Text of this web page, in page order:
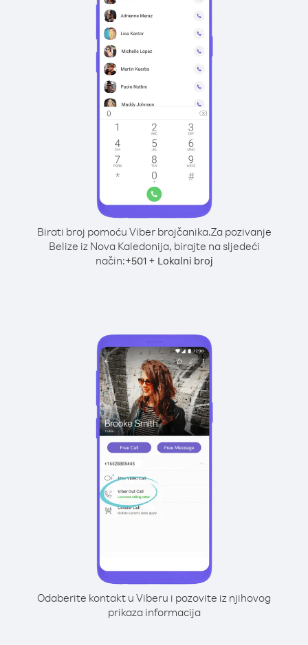
Birati broj pomoću Viber brojčanika.Za pozivanje
Belize iz Nova Kaledonija, birajte na sljedeći
način:+501+ Lokalni broj
Odaberite kontakt u Viberu i pozovite iz njihovog
prikaza informacija